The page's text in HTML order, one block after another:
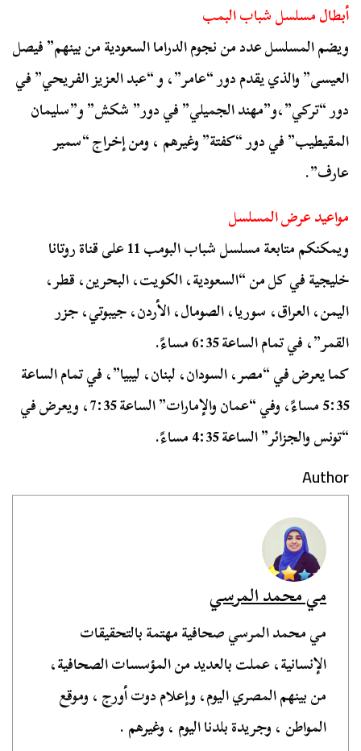
أبطال مسلسل شباب البمب
ويضم المسلسل عدد من نجوم الدراما السعودية من بينهم” فيصل
العيسى” والذي يقدم دور “عامر”، و “عبد العزيز الفريحي” في
دور “تركي”،و”مهند الجميلي” في دور” شكش” و”سليمان
المقيطيب” في دور “كفتة” وغيرهم ، ومن إخراج “سمير
عارف”.
مواعيد عرض المسلسل
ويمكنكم متابعة مسلسل شباب البومب 11 على قناة روتانا
خليجية في كل من “السعودية، الكويت، البحرين، قطر،
اليمن، العراق، سوريا، الصومال، الأردن، جيبوتي، جزر
القمر”، في تمام الساعة 6:35 مساءً.
كما يعرض في “مصر، السودان، لبنان، ليبيا”، في تمام الساعة
5:35 مساءً، وفي “عمان والإمارات” الساعة 7:35، ويعرض في
“تونس والجزائر” الساعة 4:35 مساءً.
Author
مي محمد المرسي
مي محمد المرسي صحافية مهتمة بالتحقيقات
الإنسانية، عملت بالعديد من المؤسسات الصحافية،
من بينهم المصري اليوم، وإعلام دوت أورج ، وموقع
المواطن ، وجريدة بلدنا اليوم ، وغيرهم .